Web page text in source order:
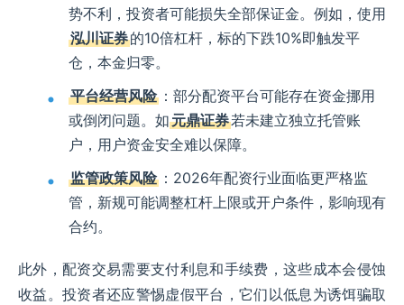
势不利，投资者可能损失全部保证金。例如，使用
泓川证券的10倍杠杆，标的下跌10%即触发平
仓，本金归零。
平台经营风险 ：部分配资平台可能存在资金挪用
或倒闭问题。如元鼎证券若未建立独立托管账
户，用户资金安全难以保障。
监管政策风险 ：2026年配资行业面临更严格监
管，新规可能调整杠杆上限或开户条件，影响现有
合约。
此外，配资交易需要支付利息和手续费，这些成本会侵蚀
收益。投资者还应警惕虚假平台，它们以低息为诱饵骗取